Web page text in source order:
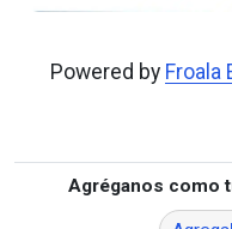
Powered by Froala
Agréganos como